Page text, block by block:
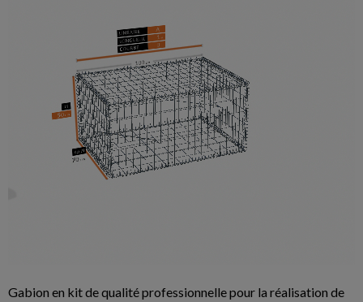
Gabion en kit de qualité professionnelle pour la réalisation de